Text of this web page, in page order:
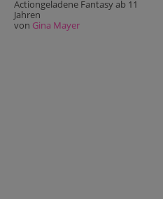
Actiongeladene Fantasy ab 11
Jahren
von Gina Mayer